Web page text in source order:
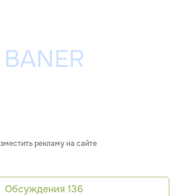
рекламу на сайте
Обсуждения 136